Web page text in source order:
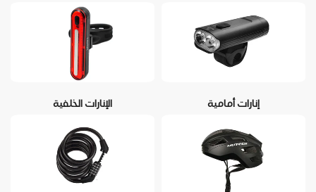
إنارات أمامية الإنارات الخلفية